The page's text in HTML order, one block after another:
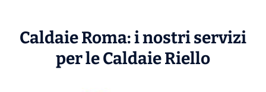
Caldaie Roma: i nostri servizi
per le CaldaieRiello